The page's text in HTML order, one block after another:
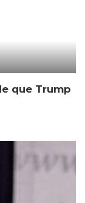
que Trump